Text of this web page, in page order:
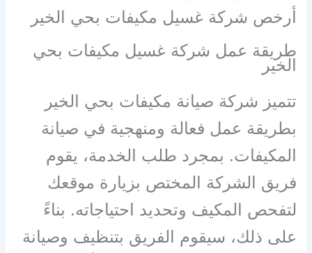
أرخص شركة غسيل مكيفات بحي الخير
طريقة عمل شركة غسيل مكيفات بحي
الخير
تتميز شركة صيانة مكيفات بحي الخير
بطريقة عمل فعالة ومنهجية في صيانة
المكيفات. بمجرد طلب الخدمة، يقوم
فريق الشركة المختص بزيارة موقعك
لتفحص المكيف وتحديد احتياجاته. بناءً
على ذلك، سيقوم الفريق بتنظيف وصيانة